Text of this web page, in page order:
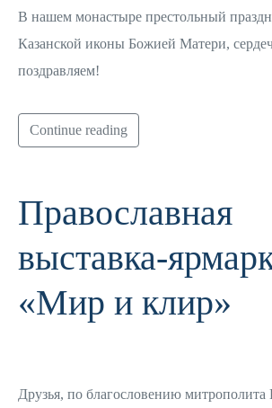
В нашем монастыре престольный
Казанской иконы Божией Матери,
поздравляем!
Continue reading
Православная
выставка-
«Мир и клир»
Друзья, по благословению митрополита